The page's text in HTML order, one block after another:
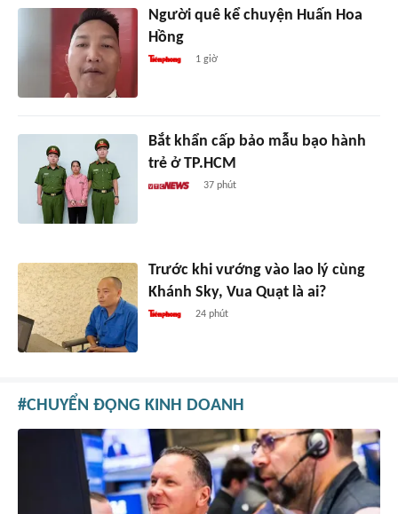
Người quê kể chuyện Huấn Hoa
Hồng
1 giờ
Bắt khẩn cấp bảo mẫu bạo hành
trẻ ở TP.HCM
37 phút
Trước khi vướng vào lao lý cùng
Khánh Sky, Vua Quạt là ai?
24 phút
CHUYỂN ĐỘNG KINH DOANH